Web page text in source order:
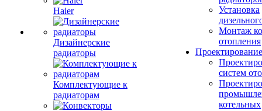
Haier
Дизайнерские
радиаторы
Комплектующие к
радиаторам
Установка
Монтаж
отопления
Проектирование
систем
котельных